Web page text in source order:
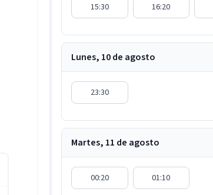
15:30 16:20
Lunes, 10 de agosto
23:30
Martes, 11 de agosto
00:20 01:10